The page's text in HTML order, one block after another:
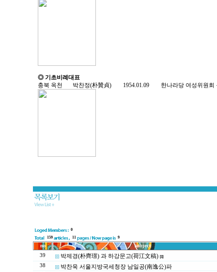
◎ 기초비례대표
충북 옥천 박찬정(朴贊貞) 1954.01.09 한나라당 여성위원회
0
159
11 9
no
subject
39
박제경(朴齊璟) 과 하강문고(荷江文稿) [1]
38 박찬욱 서울지방국세청장 남일공(南逸公)파